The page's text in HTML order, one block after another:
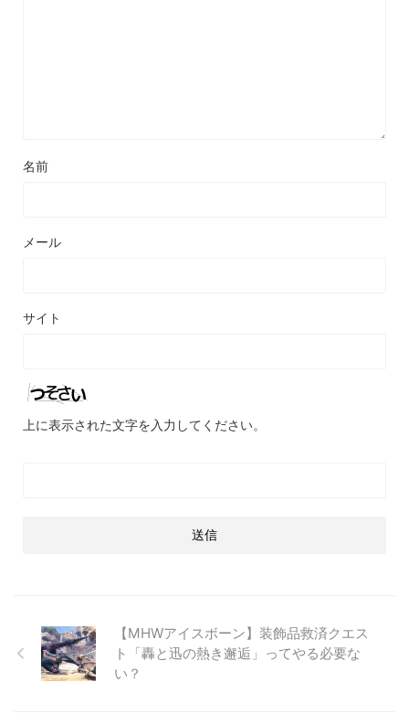
名前
メール
サイト
上に表示された文字を入力してください。
【MHWアイスボーン】装飾品救済クエス
ト「轟と迅の熱き邂逅」ってやる必要な
い？